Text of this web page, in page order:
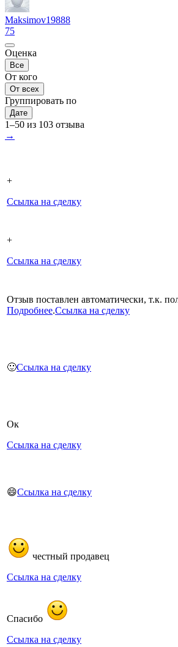
Maksimov19888
75
Оценка
Все
От кого
От всех
Группировать по
Дате
1–50 из 103 отзыва
→
+
Ссылка на сделку
+
Ссылка на сделку
Отзыв поставлен автоматически, т.к.
Подробнее.Ссылка на сделку
🙂Ссылка на сделку
Ок
Ссылка на сделку
😄Ссылка на сделку
честный продавец
Ссылка на сделку
Спасибо
Ссылка на сделку